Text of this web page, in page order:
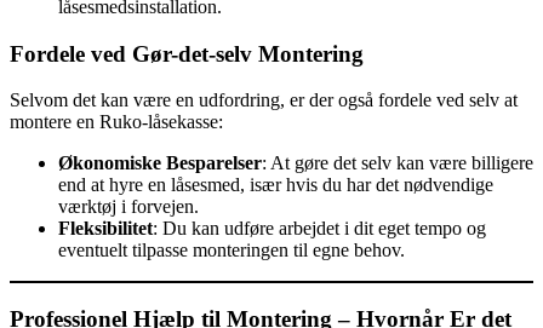
låsesmedsinstallation.
Fordele ved Gør-det-selv Montering
Selvom det kan være en udfordring, er der også fordele ved selv at
montere en Ruko-låsekasse:
Økonomiske Besparelser: At gøre det selv kan være billigere
end at hyre en låsesmed, især hvis du har det nødvendige
værktøj i forvejen.
Fleksibilitet: Du kan udføre arbejdet i dit eget tempo og
eventuelt tilpasse monteringen til egne behov.
Professionel Hjælp til Montering – Hvornår Er det